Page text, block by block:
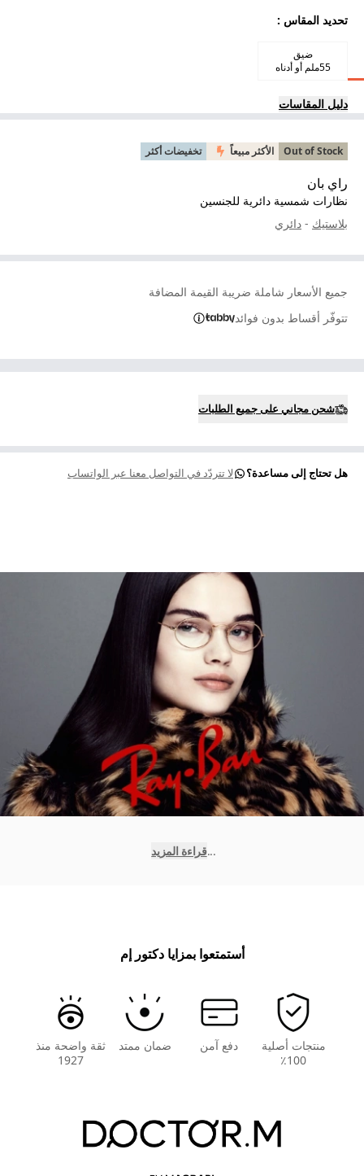
Out of Stock الأكثر مبيعاً تخفيضات أكثر
راي بان
نظارات شمسية دائرية للجنسين
بلاستيك - دائري
جميع الأسعار شاملة ضريبة القيمة المضافة
تتوفّر أقساط بدون فوائد
تحديد المقاس :
ضيق
55ملم أو أدناه
دليل المقاسات
شحن مجاني على جميع الطلبات
هل تحتاج إلى مساعدة؟ لا تتردّد في التواصل معنا عبر الواتساب
...قراءة المزيد
أستمتعوا بمزايا دكتور إم
منتجات أصلية
100٪
دفع آمن ضمان ممتد
ثقة واضحة منذ
1927